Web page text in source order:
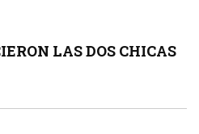
LAS DOS CHICAS